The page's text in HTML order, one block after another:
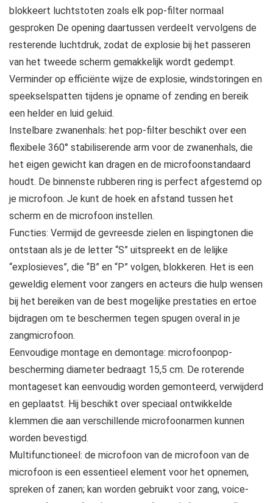
blokkeert luchtstoten zoals elk pop-filter normaal
gesproken De opening daartussen verdeelt vervolgens de
resterende luchtdruk, zodat de explosie bij het passeren
van het tweede scherm gemakkelijk wordt gedempt.
Verminder op efficiënte wijze de explosie, windstoringen en
speekselspatten tijdens je opname of zending en bereik
een helder en luid geluid.
Instelbare zwanenhals: het pop-filter beschikt over een
flexibele 360° stabiliserende arm voor de zwanenhals, die
het eigen gewicht kan dragen en de microfoonstandaard
houdt. De binnenste rubberen ring is perfect afgestemd op
je microfoon. Je kunt de hoek en afstand tussen het
scherm en de microfoon instellen.
Functies: Vermijd de gevreesde zielen en lispingtonen die
ontstaan als je de letter “S” uitspreekt en de lelijke
“explosieves”, die “B” en “P” volgen, blokkeren. Het is een
geweldig element voor zangers en acteurs die hulp wensen
bij het bereiken van de best mogelijke prestaties en ertoe
bijdragen om te beschermen tegen spugen overal in je
zangmicrofoon.
Eenvoudige montage en demontage: microfoonpop-
bescherming diameter bedraagt 15,5 cm. De roterende
montageset kan eenvoudig worden gemonteerd, verwijderd
en geplaatst. Hij beschikt over speciaal ontwikkelde
klemmen die aan verschillende microfoonarmen kunnen
worden bevestigd.
Multifunctioneel: de microfoon van de microfoon van de
microfoon is een essentieel element voor het opnemen,
spreken of zanen; kan worden gebruikt voor zang, voice-